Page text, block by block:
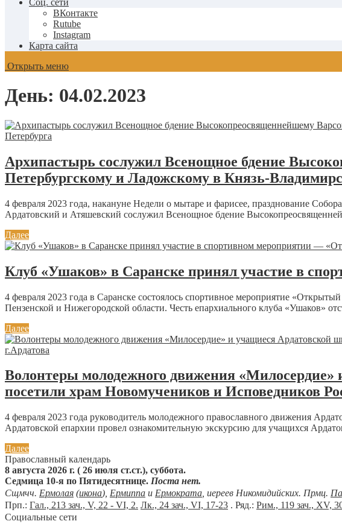
Соц. сети
ВКонтакте
Rutube
Instagram
Карта сайта
Открыть меню
День: 04.02.2023
Архипастырь сослужил Всенощное бдение
Петербургскому и Ладожскому в Князь-
4 февраля 2023 года, накануне Недели о мытаре и фарисее, празднование
Ардатовский и Атяшевский сослужил Всенощное бдение
Далее
Клуб «Ушаков» в Саранске принял участие в
4 февраля 2023 года в Саранске состоялось спортивное мероприятие
Пензенской и Нижегородской области. Честь епархиального клуба «Ушаков»
Далее
Волонтеры молодежного движения
посетили храм Новомучеников и Исповедников
4 февраля 2023 года руководитель молодежного православного движения
Ардатовской епархии провел ознакомительную экскурсию для учащихся
Далее
Православный календарь
8 августа 2026 г. ( 26 июля ст.ст.), суббота.
Седмица 10-я по Пятидесятнице. Поста нет.
Сщмчч. Ермолая (икона), Ермиппа и Ермократа , иереев Никомидийских. Прмц.
Прп.: Гал., 213 зач., V, 22 - VI, 2. Лк., 24 зач., VI, 17-23 . Ряд.: Рим., 119 зач., XV,
Социальные сети